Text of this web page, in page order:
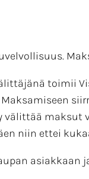
toimii
välittää
niin ettei